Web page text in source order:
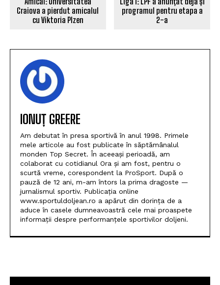
Craiova a pierdut amicalul
cu Viktoria Plzen
programul pentru etapa a
2-a
IONUȚ GREERE
Am debutat în presa sportivă în anul 1998. Primele
mele articole au fost publicate în săptămânalul
monden Top Secret. În aceeași perioadă, am
colaborat cu cotidianul Ora și am fost, pentru o
scurtă vreme, corespondent la ProSport. După o
pauză de 12 ani, m-am întors la prima dragoste —
jurnalismul sportiv. Publicația online
www.sportuldoljean.ro a apărut din dorința de a
aduce în casele dumneavoastră cele mai proaspete
informații despre performanțele sportivilor doljeni.